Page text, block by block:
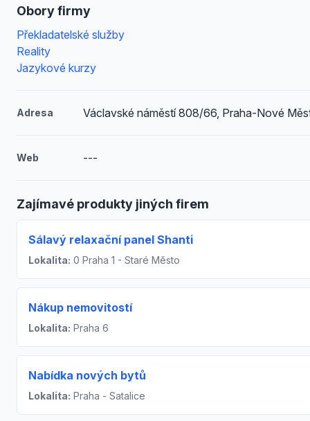
Obory firmy
Překladatelské služby
Reality
Jazykové kurzy
Adresa Václavské náměstí 808/66, Praha-Nové
Web ---
Zajímavé produkty jiných firem
Sálavý relaxační panel Shanti
Lokalita: 0 Praha 1 - Staré Město
Nákup nemovitostí
Lokalita: Praha 6
Nabídka nových bytů
Lokalita: Praha - Satalice